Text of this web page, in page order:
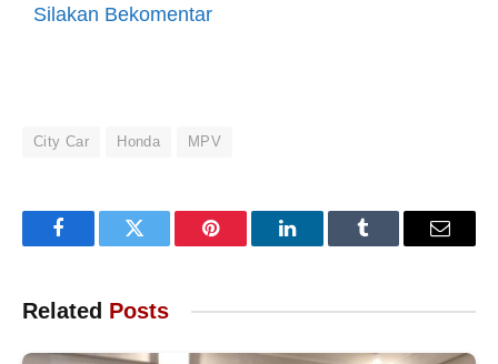
Silakan Bekomentar
City Car Honda MPV
FacebookTwitter Pinterest LinkedInTumblr Email
Related Posts